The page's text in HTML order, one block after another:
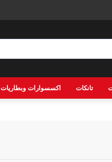
تانكات اكسسوارات وبطاريات